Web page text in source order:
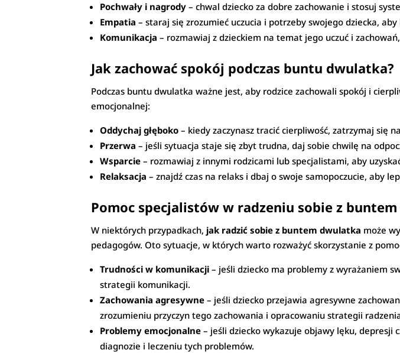
Pochwały i nagrody – chwal dziecko za dobre zachowanie i stosuj
Empatia – staraj się zrozumieć uczucia i potrzeby swojego dziecka,
Komunikacja – rozmawiaj z dzieckiem na temat jego uczuć i
Jak zachować spokój podczas buntu dwulatka?
Podczas buntu dwulatka ważne jest, aby rodzice zachowali spokój i
emocjonalnej:
Oddychaj głęboko – kiedy zaczynasz tracić cierpliwość, zatrzymaj się
Przerwa – jeśli sytuacja staje się zbyt trudna, daj sobie chwilę na
Wsparcie – rozmawiaj z innymi rodzicami lub specjalistami, aby
Relaksacja – znajdź czas na relaks i dbaj o swoje samopoczucie, aby
Pomoc specjalistów w radzeniu sobie z
W niektórych przypadkach, jak radzić sobie z buntem dwulatka może
pedagogów. Oto sytuacje, w których warto rozważyć skorzystanie z
Trudności w komunikacji – jeśli dziecko ma problemy z wyrażaniem
strategii komunikacji.
Zachowania agresywne – jeśli dziecko przejawia agresywne
zrozumieniu przyczyn tego zachowania i opracowaniu strategii
Problemy emocjonalne – jeśli dziecko wykazuje objawy lęku, depresji
diagnozie i leczeniu tych problemów.